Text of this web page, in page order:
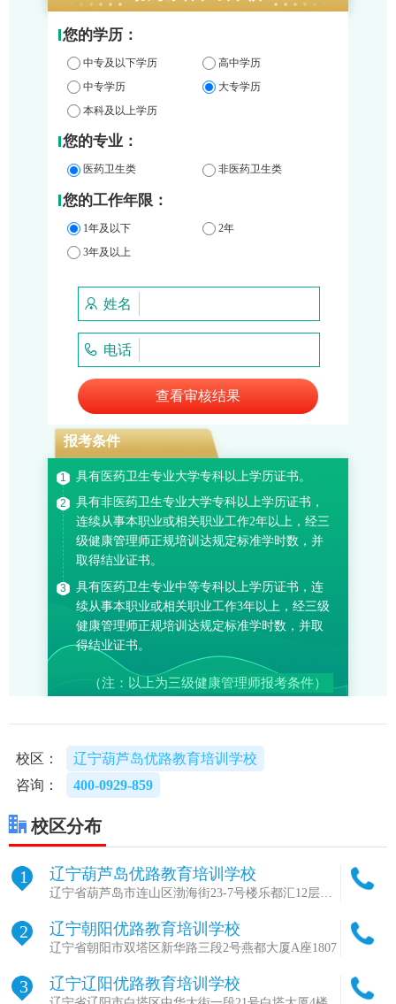
校区：
辽宁葫芦岛优路教育培训学校
咨询：
400-0929-859
校区分布
1 辽宁葫芦岛优路教育培训学校
辽宁省葫芦岛市连山区渤海街23-7号楼乐都汇12层
2 辽宁朝阳优路教育培训学校
辽宁省朝阳市双塔区新华路三段2号燕都大厦A座1807
3 辽宁辽阳优路教育培训学校